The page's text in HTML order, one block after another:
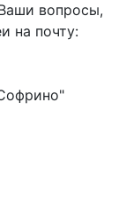
вопросы,
на почту: